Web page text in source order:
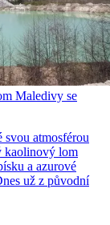
Maledivy se
svou atmosférou
kaolinový lom
a azurové
už z původní